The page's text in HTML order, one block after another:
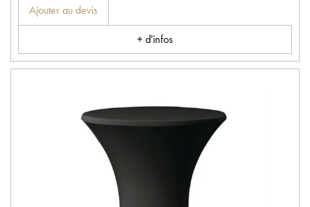
Ajouter au devis
+ d'infos